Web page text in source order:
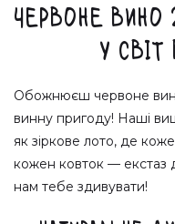
Червоне
у світ
Обожнюєш червоне
винну пригоду! Наші
як зіркове лото, де
кожен ковток — екстаз
нам тебе здивувати!